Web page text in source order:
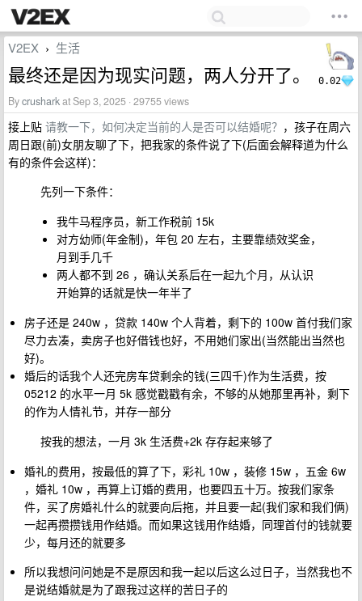
0.02
V2EX › 生活
最终还是因为现实问题，两人分开了。
Bycrusharkat Sep 3, 2025 · 29755 views
接上贴 请教一下，如何决定当前的人是否可以结婚呢？ ，孩子在周六
周日跟(前)女朋友聊了下，把我家的条件说了下(后面会解释道为什么
有的条件会这样)：
先列一下条件：
我牛马程序员，新工作税前 15k
对方幼师(年金制)，年包 20 左右，主要靠绩效奖金，
月到手几千
两人都不到 26 ，确认关系后在一起九个月，从认识
开始算的话就是快一年半了
房子还是 240w ，贷款 140w 个人背着，剩下的 100w 首付我们家
尽力去凑，卖房子也好借钱也好，不用她们家出(当然能出当然也
好)。
婚后的话我个人还完房车贷剩余的钱(三四千)作为生活费，按
05212 的水平一月 5k 感觉戳戳有余，不够的从她那里再补，剩下
的作为人情礼节，并存一部分
按我的想法，一月 3k 生活费+2k 存存起来够了
婚礼的费用，按最低的算了下，彩礼 10w ，装修 15w ，五金 6w
，婚礼 10w ，再算上订婚的费用，也要四五十万。按我们家条
件，买了房婚礼什么的就要向后拖，并且要一起(我们家和我们俩)
一起再攒攒钱用作结婚。而如果这钱用作结婚，同理首付的钱就要
少，每月还的就要多
所以我想问问她是不是原因和我一起以后这么过日子，当然我也不
是说结婚就是为了跟我过这样的苦日子的